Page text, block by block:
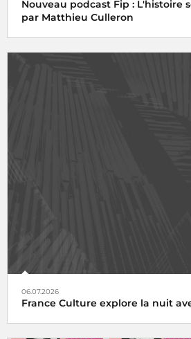
Nouveau podcast Fip : L'histoire
par Matthieu Culleron
06.07.2026
France Culture explore la nuit